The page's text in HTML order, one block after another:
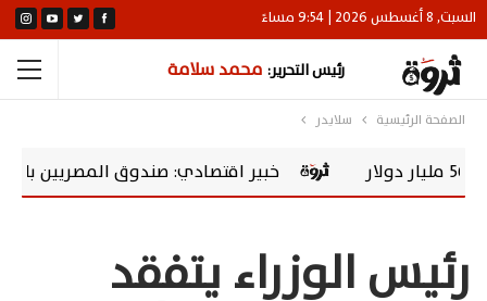
السبت, 8 أغسطس 2026 | 9:54 مساءً
رئيس التحرير: محمد سلامة
الصفحة الرئيسية سلايدر
خبير اقتصادي: صندوق المصريين بالخارج يحول
رئيس الوزراء يتفقد